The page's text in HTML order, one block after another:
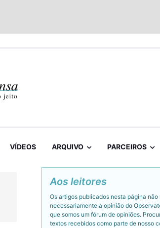
VÍDEOS ARQUIVO PARCEIROS
Aos leitores
Os artigos publicados nesta página não
necessariamente a opinião do
que somos um fórum de opiniões.
textos recebidos como parte de nosso